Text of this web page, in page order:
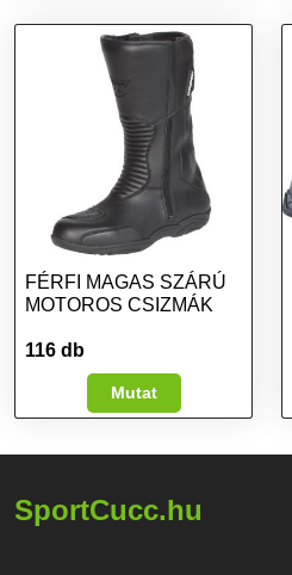
FÉRFI MAGAS SZÁRÚ
MOTOROS CSIZMÁK
116 db
Mutat
SportCucc.hu